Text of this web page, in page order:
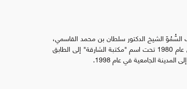
السُّمُوّ الشيخ الدكتور سلطان بن محمد القاسمي،
عضو المجلس الأعلى للاتِّحاد، حاكم الشارقة، مقاليد الحُكم؛ إذ جرى -بدايةً- في عام 1980 تحت اسم "مكتبة الشارقة" إلى الطابق